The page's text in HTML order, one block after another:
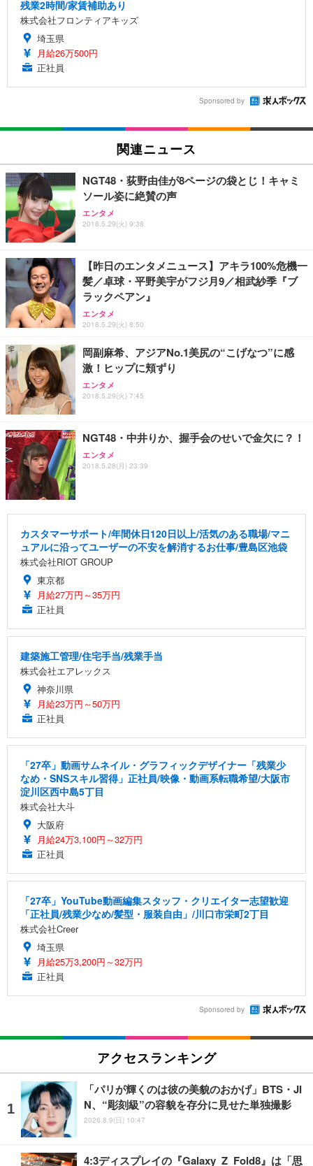
残業2時間/家賃補助あり
株式会社フロンティアキッズ
埼玉県
月給26万500円
正社員
Sponsored by
関連ニュース
NGT48・荻野由佳が8ページの袋とじ！キャミ
ソール姿に絶賛の声
エンタメ
2018.5.29(火) 9:38
【昨日のエンタメニュース】アキラ100%危機一
髪／卓球・平野美宇がフジ月9／相武紗季『ブ
ラックペアン』
エンタメ
2018.5.29(火) 8:50
岡副麻希、アジアNo.1美尻の“こげなつ”に感
激！ヒップに頬ずり
エンタメ
2018.5.29(火) 7:45
NGT48・中井りか、握手会のせいで金欠に？！
エンタメ
2018.5.28(月) 23:39
カスタマーサポート/年間休日120日以上/活気のある職場/マニ
ュアルに沿ってユーザーの不安を解消するお仕事/豊島区池袋
株式会社RIOT GROUP
東京都
月給27万円～35万円
正社員
建築施工管理/住宅手当/残業手当
株式会社エアレックス
神奈川県
月給23万円～50万円
正社員
「27卒」動画サムネイル・グラフィックデザイナー「残業少
なめ・SNSスキル習得」正社員/映像・動画系転職希望/大阪市
淀川区西中島5丁目
株式会社大斗
大阪府
月給24万3,100円～32万円
正社員
「27卒」YouTube動画編集スタッフ・クリエイター志望歓迎
「正社員/残業少なめ/髪型・服装自由」/川口市栄町2丁目
株式会社Creer
埼玉県
月給25万3,200円～32万円
正社員
Sponsored by
アクセスランキング
「パリが輝くのは彼の美貌のおかげ」BTS・JI
N、“彫刻級”の容貌を存分に見せた単独撮影
2026.8.9(日) 10:47
4:3ディスプレイの『Galaxy Z Fold8』は「思